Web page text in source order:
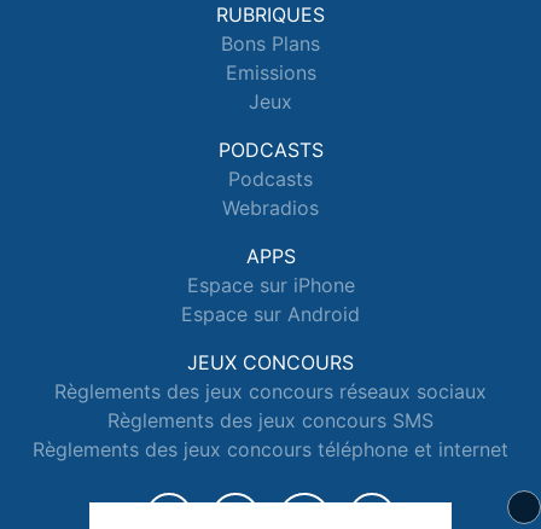
RUBRIQUES
Bons Plans
Emissions
Jeux
PODCASTS
Podcasts
Webradios
APPS
Espace sur iPhone
Espace sur Android
JEUX CONCOURS
Règlements des jeux concours réseaux sociaux
Règlements des jeux concours SMS
Règlements des jeux concours téléphone et internet